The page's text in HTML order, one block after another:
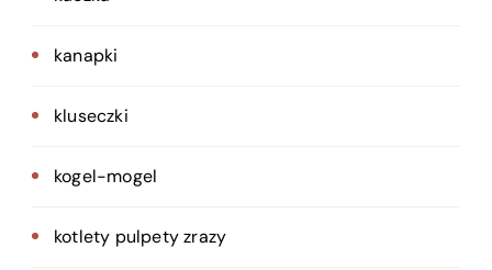
kanapki
kluseczki
kogel-mogel
kotlety pulpety zrazy